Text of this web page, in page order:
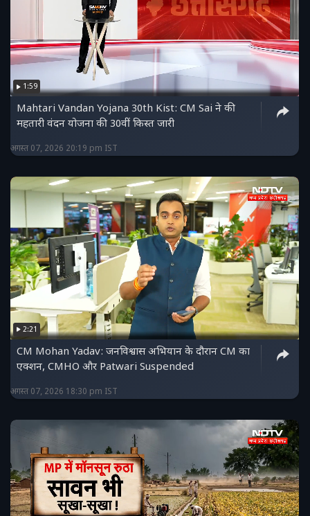
1:59
Mahtari Vandan Yojana 30th Kist: CM Sai ने की
महतारी वंदन योजना की 30वीं किस्त जारी
अगस्त 07, 2026 20:19 pm IST
2:21
CM Mohan Yadav: जनविश्वास अभियान के दौरान CM का
एक्शन, CMHO और Patwari Suspended
अगस्त 07, 2026 18:30 pm IST